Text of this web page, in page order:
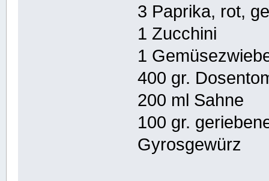
3 Paprika, rot,
1 Zucchini
1
400 gr.
200 ml Sahne
100 gr.
Gyrosgewürz